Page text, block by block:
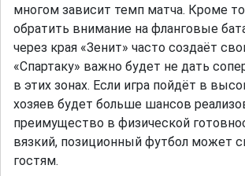
многом зависит темп матча. Кроме
обратить внимание на фланговые
через края «Зенит» часто создаёт
«Спартаку» важно будет не дать
в этих зонах. Если игра пойдёт в
хозяев будет больше шансов
преимущество в физической
вязкий, позиционный футбол может
гостям.